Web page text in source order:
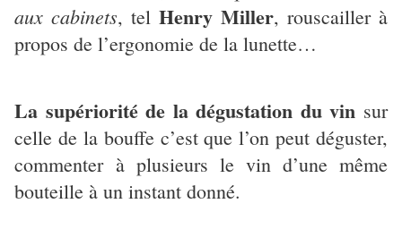
aux cabinets, tel Henry Miller, rouscailler à
propos de l’ergonomie de la lunette…
La supériorité de la dégustation du vin sur
celle de la bouffe c’est que l’on peut déguster,
commenter à plusieurs le vin d’une même
bouteille à un instant donné.